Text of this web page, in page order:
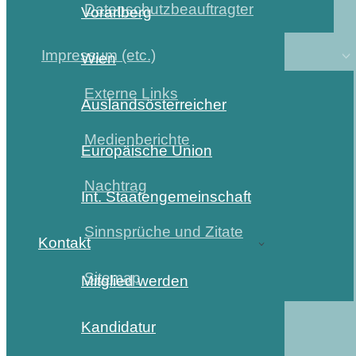
Datenschutzbeauftragter
Impressum (etc.)
Externe Links
Medienberichte
Nachtrag
Sinnsprüche und Zitate
Sitemap
Vorarlberg
Wien
Auslandsösterreicher
Europäische Union
Int. Staatengemeinschaft
Kontakt
Mitglied werden
Kandidatur